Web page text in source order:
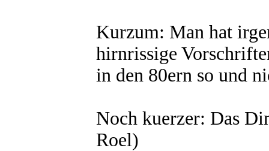
Kurzum: Man hat
hirnrissige
in den 80ern so und
Noch kuerzer: Das
Roel)